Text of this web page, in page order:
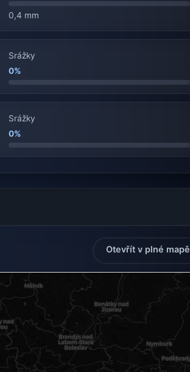
0,4 mm
Srážky
0%
Srážky
0%
Otevřít v plné mapě